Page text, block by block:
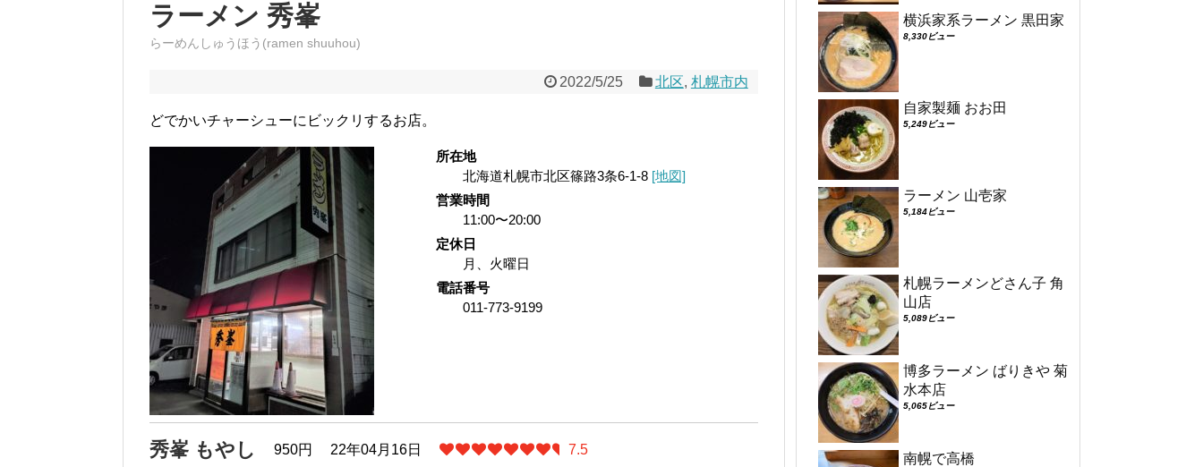
ラーメン 秀峯
らーめんしゅうほう(ramen shuuhou)
2022/5/25 北区, 札幌市内
どでかいチャーシューにビックリするお店。
所在地
北海道札幌市北区篠路3条6-1-8 [地図]
営業時間
11:00〜20:00
定休日
月、火曜日
電話番号
011-773-9199
秀峯 もやし 950円 22年04月16日 7.5
横浜家系ラーメン 黒田家
8,330ビュー
自家製麺 おお田
5,249ビュー
ラーメン 山壱家
5,184ビュー
札幌ラーメンどさん子 角
山店
5,089ビュー
博多ラーメン ばりきや 菊
水本店
5,065ビュー
南幌で高橋